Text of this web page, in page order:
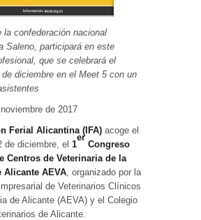
la confederación nacional
Saleno, participará en este
que se celebrará el
diciembre en el Meet 5 con un
de 2017
Ferial Alicantina (IFA) acoge el
de diciembre, el 1
er
Congreso
Centros de Veterinaria de la
Alicante AEVA, organizado por la
de Veterinarios Clínicos
de Alicante (AEVA) y el Colegio
de Alicante.